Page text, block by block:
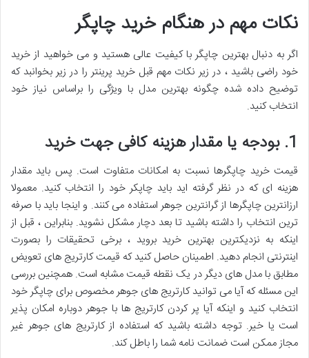
نکات مهم در هنگام خرید چاپگر
اگر به دنبال بهترین چاپگر با کیفیت عالی هستید و می خواهید از خرید
خود راضی باشید ، در زیر نکات مهم قبل خرید پرینتر را در زیر بخوانبد که
توضیح داده شده چگونه بهترین مدل با ویژگی را براساس نیاز خود
انتخاب کنید.
1. بودجه یا مقدار هزینه کافی جهت خرید
قیمت خرید چاپگرها نسبت به امکانات متفاوت است. پس باید مقدار
هزینه ای که در نظر گرفته اید باید چاپکر خود را انتخاب کنید. معمولا
ارزانترین چاپگرها از گرانترین جوهر استفاده می کنند. و اینجا باید با صرفه
ترین انتخاب را داشته باشید تا بعد دچار مشکل نشوید. بنابراین ، قبل از
اینکه به نزدیکترین بهترین خرید بروید ، برخی تحقیقات را بصورت
اینترنتی انجام دهید. اطمینان حاصل کنید که قیمت کارتریج های تعویض
مطابق با مدل های دیگر در یک نقطه قیمت مشابه است. همچنین بررسی
این مسئله که آیا می توانید کارتریج های جوهر مخصوص برای چاپگر خود
انتخاب کنید و اینکه آیا پر کردن کارتریج ها با جوهر دوباره امکان پذیر
است یا خیر. توجه داشته باشید که استفاده از کارتریج های جوهر غیر
مجاز ممکن است ضمانت نامه شما را باطل کند.